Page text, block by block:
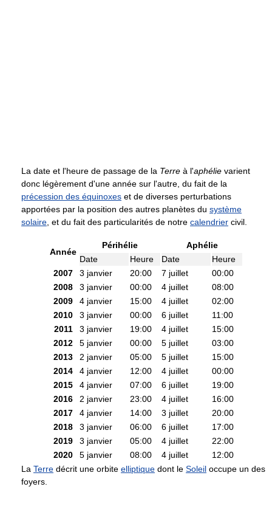
La date et l'heure de passage de la Terre à l'aphélie varient
donc légèrement d'une année sur l'autre, du fait de la
précession des équinoxes et de diverses perturbations
apportées par la position des autres planètes du système
solaire , et du fait des particularités de notre calendrier civil.
Année
Périhélie
Aphélie
Date
Heure Date
Heure
2007
3 janvier 20:00 7 juillet
00:00
2008
3 janvier 00:00 4 juillet
08:00
2009
4 janvier 15:00 4 juillet
02:00
2010
3 janvier 00:00 6 juillet
11:00
2011
3 janvier 19:00 4 juillet
15:00
2012
5 janvier 00:00 5 juillet
03:00
2013
2 janvier 05:00 5 juillet
15:00
2014
4 janvier 12:00 4 juillet
00:00
2015
4 janvier 07:00 6 juillet
19:00
2016
2 janvier 23:00 4 juillet
16:00
2017
4 janvier 14:00 3 juillet
20:00
2018
3 janvier 06:00 6 juillet
17:00
2019
3 janvier 05:00 4 juillet
22:00
2020
5 janvier 08:00 4 juillet
12:00
La Terre décrit une orbite elliptique dont le Soleil occupe un des
foyers.